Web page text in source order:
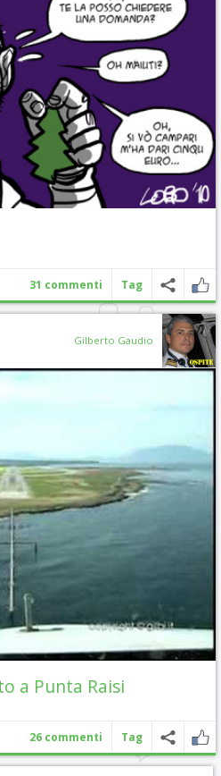
31 commenti Tag
Gilberto Gaudio
a Punta Raisi
26 commenti Tag